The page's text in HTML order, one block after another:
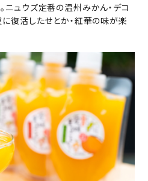
ニュウズ定番の温州みかん・デコ
復活したせとか・紅華の味が楽